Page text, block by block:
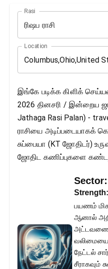
Rasi
ரிஷப ராசி
Location
இங்கே படிக்க கிளிக்
2026 தினசரி / இன்றைய
Jathaga Rasi Palan) -
ராசியை அடிப்படையாகக்
சுப்பையா (KT ஜோதிடர்)
ஜோதிட கணிப்புகளை
Sector:
Strength:
பயணம்
ஆனால்
அட்டவணை
நேட்டல்
சீராகவும்